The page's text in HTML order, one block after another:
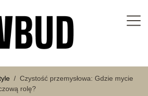
/ Czystość przemysłowa: Gdzie mycie
rolę?